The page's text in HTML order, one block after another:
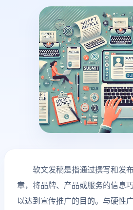
软文发稿是指通过撰写和发
章，将品牌、产品或服务的信息
以达到宣传推广的目的。与硬性